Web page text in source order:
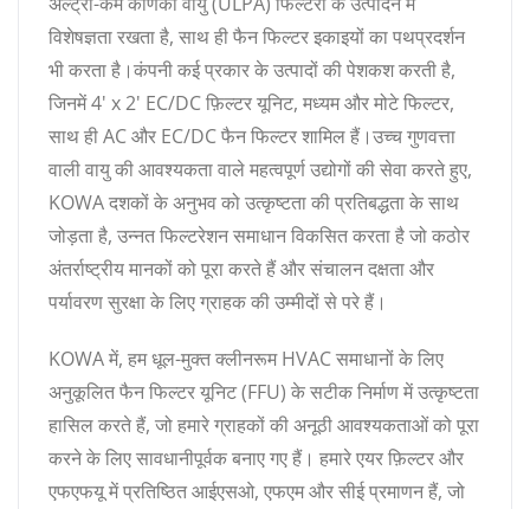
विशेषज्ञता रखता है, साथ ही फैन फिल्टर इकाइयों का पथप्रदर्शन
भी करता है।कंपनी कई प्रकार के उत्पादों की पेशकश करती है,
जिनमें 4' x 2' EC/DC फ़िल्टर यूनिट, मध्यम और मोटे फिल्टर,
साथ ही AC और EC/DC फैन फिल्टर शामिल हैं।उच्च गुणवत्ता
वाली वायु की आवश्यकता वाले महत्वपूर्ण उद्योगों की सेवा करते हुए,
KOWA दशकों के अनुभव को उत्कृष्टता की प्रतिबद्धता के साथ
जोड़ता है, उन्नत फिल्टरेशन समाधान विकसित करता है जो कठोर
अंतर्राष्ट्रीय मानकों को पूरा करते हैं और संचालन दक्षता और
पर्यावरण सुरक्षा के लिए ग्राहक की उम्मीदों से परे हैं।
KOWA में, हम धूल-मुक्त क्लीनरूम HVAC समाधानों के लिए
अनुकूलित फैन फिल्टर यूनिट (FFU) के सटीक निर्माण में उत्कृष्टता
हासिल करते हैं, जो हमारे ग्राहकों की अनूठी आवश्यकताओं को पूरा
करने के लिए सावधानीपूर्वक बनाए गए हैं। हमारे एयर फ़िल्टर और
एफएफयू में प्रतिष्ठित आईएसओ, एफएम और सीई प्रमाणन हैं, जो